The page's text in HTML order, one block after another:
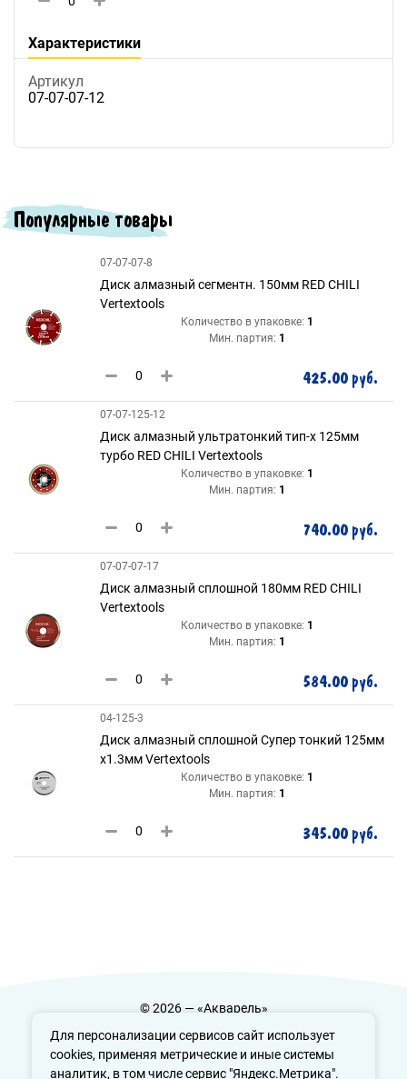
Для персонализации сервисов сайт использует
cookies, применяя метрические и иные системы
аналитик, в том числе сервис "Яндекс.Метрика".
Характеристики
Артикул
07-07-07-12
Популярные товары
07-07-07-8
Диск алмазный сегментн. 150мм RED CHILI
Vertextools
Количество в упаковке: 1
Мин. партия: 1
425.00 руб.
07-07-125-12
Диск алмазный ультратонкий тип-х 125мм
турбо RED CHILI Vertextools
Количество в упаковке: 1
Мин. партия: 1
740.00 руб.
07-07-07-17
Диск алмазный сплошной 180мм RED CHILI
Vertextools
Количество в упаковке: 1
Мин. партия: 1
584.00 руб.
04-125-3
Диск алмазный сплошной Супер тонкий 125мм
х1.3мм Vertextools
Количество в упаковке: 1
Мин. партия: 1
345.00 руб.
© 2026 — «Акварель»
Политика конфиденциальности